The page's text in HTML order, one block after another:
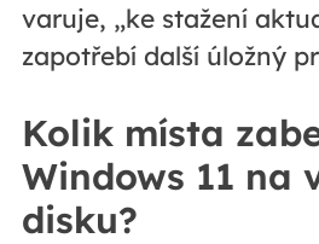
varuje, „ke stažení
zapotřebí další úložný
Kolik místa
Windows 11 na
disku?